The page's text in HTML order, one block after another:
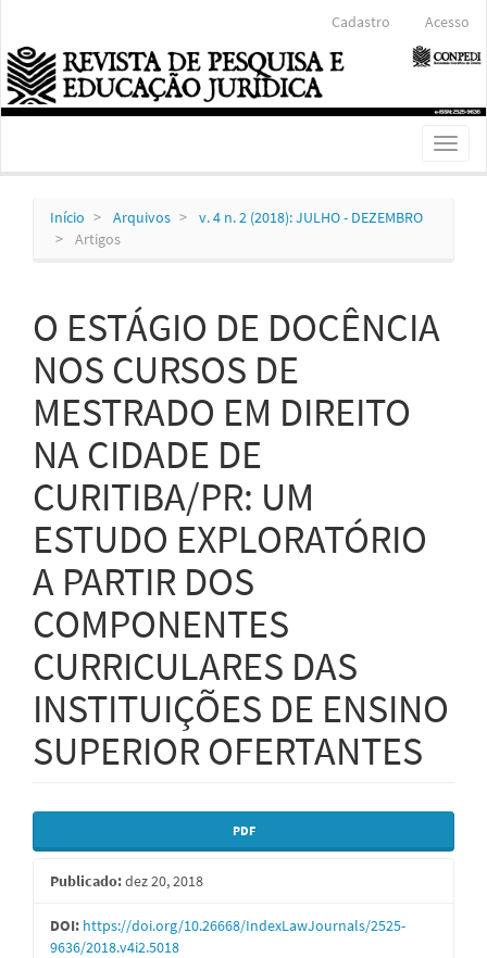
Conteúdo
principal
Barra
Lateral
Cadastro Acesso
Toggle
Início Arquivos
v. 4 n. 2 (2018): JULHO - DEZEMBRO
Artigos
O ESTÁGIO DE DOCÊNCIA
NOS CURSOS DE
MESTRADO EM DIREITO
NA CIDADE DE
CURITIBA/PR: UM
ESTUDO EXPLORATÓRIO
A PARTIR DOS
COMPONENTES
CURRICULARES DAS
INSTITUIÇÕES DE ENSINO
SUPERIOR OFERTANTES
Barra
lateral
de
artigos
PDF
Publicado:dez 20, 2018
DOI: https://doi.org/10.26668/IndexLawJournals/2525-
9636/2018.v4i2.5018